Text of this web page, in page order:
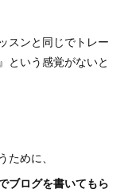
スンと同じでトレー
という感覚がないと
めに、
ブログを書いてもら